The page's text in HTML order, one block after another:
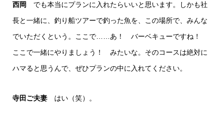
西岡
でも本当にプランに入れたらいいと思います。しかも社
長と一緒に、釣り船ツアーで釣った魚を、この場所で、みんな
でいただくという。ここで……あ！ バーベキューですね！
ここで一緒にやりましょう！ みたいな。そのコースは絶対に
ハマると思うんで、ぜひプランの中に入れてください。
寺田ご夫妻 はい（笑）。